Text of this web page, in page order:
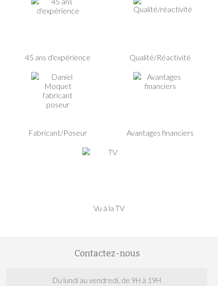
45 ans d'expérience Qualité/Réactivité
Fabricant/Poseur Avantages financiers
Vu à la TV
Contactez-nous
Du lundi au vendredi, de 9H à 19H